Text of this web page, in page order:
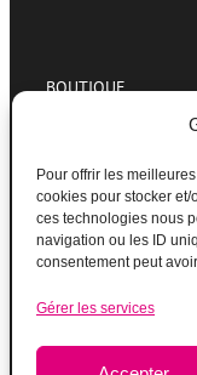
Pour offrir les
cookies pour stocker
ces technologies nous
navigation ou les ID
consentement peut
Gérer les services
BOUTIQUE